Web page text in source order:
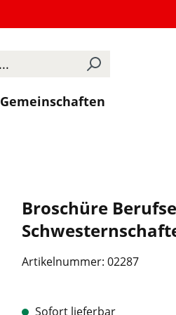
Gemeinschaften
Broschüre
Artikelnummer: 02287
Sofort lieferbar